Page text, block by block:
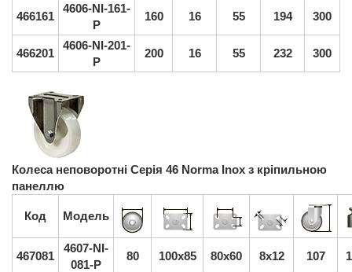
466161
4606-NI-161-
P
160 16 55 194 300
466201
4606-NI-201-
P
200 16 55 232 300
Колеса неповоротні Серія 46 Norma Inox з кріпильною
панеллю
Код Модель
467081
4607-NI-
081-P
80 100x85 80x60 8x12 107